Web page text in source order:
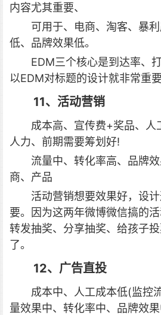
内容尤其重要、
可用于、电商、淘客、暴
低、品牌效果低。
EDM三个核心是到达率、
以EDM对标题的设计就非常重要
11、活动营销
成本高、宣传费+奖品、人
人力、前期需要筹划好!
流量中、转化率高、品牌
商、产品
活动营销想要效果好，设
要。因为这两年微博微信搞的
转发抽奖、分享抽奖、给孩子
了。
12、广告直投
成本中、人工成本低(监控
量效果中、转化率中、品牌效